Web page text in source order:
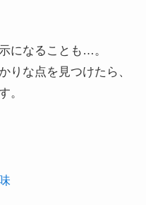
になることも…。
りな点を見つけたら、
。